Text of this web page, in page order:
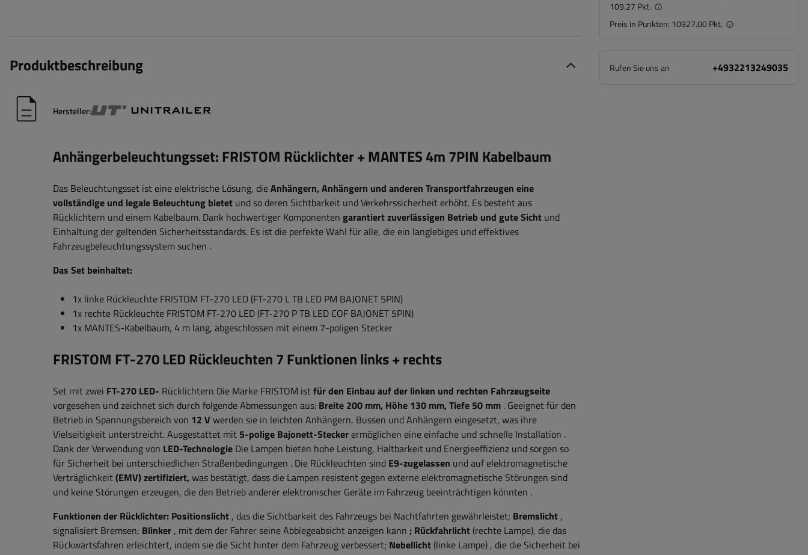
109.27 Pkt.
Preis in Punkten: 10927.00 Pkt.
Rufen Sie uns an +4932213249035
Produktbeschreibung
Hersteller:
Anhängerbeleuchtungsset: FRISTOM Rücklichter + MANTES 4m 7PIN Kabelbaum
Das Beleuchtungsset ist eine elektrische Lösung, dieAnhängern, Anhängern und anderen Transportfahrzeugen eine
vollständige und legale Beleuchtung bietet und so deren Sichtbarkeit und Verkehrssicherheit erhöht. Es besteht aus
Rücklichtern und einem Kabelbaum. Dank hochwertiger Komponenten garantiert zuverlässigen Betrieb und gute Sicht und
Einhaltung der geltenden Sicherheitsstandards. Es ist die perfekte Wahl für alle, die ein langlebiges und effektives
Fahrzeugbeleuchtungssystem suchen .
Das Set beinhaltet:
1x linke Rückleuchte FRISTOM FT-270 LED (FT-270 L TB LED PM BAJONET 5PIN)
1x rechte Rückleuchte FRISTOM FT-270 LED (FT-270 P TB LED COF BAJONET 5PIN)
1x MANTES-Kabelbaum, 4 m lang, abgeschlossen mit einem 7-poligen Stecker
FRISTOM FT-270 LED Rückleuchten 7 Funktionen links + rechts
Set mit zwei FT-270 LED- Rücklichtern Die Marke FRISTOM istfür den Einbau auf der linken und rechten Fahrzeugseite
vorgesehen und zeichnet sich durch folgende Abmessungen aus: Breite 200 mm, Höhe 130 mm, Tiefe 50 mm . Geeignet für den
Betrieb in Spannungsbereich von 12 Vwerden sie in leichten Anhängern, Bussen und Anhängern eingesetzt, was ihre
Vielseitigkeit unterstreicht. Ausgestattet mit 5-polige Bajonett-Stecker ermöglichen eine einfache und schnelle Installation .
Dank der Verwendung von LED-Technologie Die Lampen bieten hohe Leistung, Haltbarkeit und Energieeffizienz und sorgen so
für Sicherheit bei unterschiedlichen Straßenbedingungen . Die Rückleuchten sind E9-zugelassen und auf elektromagnetische
Verträglichkeit(EMV) zertifiziert,was bestätigt, dass die Lampen resistent gegen externe elektromagnetische Störungen sind
und keine Störungen erzeugen, die den Betrieb anderer elektronischer Geräte im Fahrzeug beeinträchtigen könnten .
Funktionen der Rücklichter: Positionslicht , das die Sichtbarkeit des Fahrzeugs bei Nachtfahrten gewährleistet; Bremslicht ,
signalisiert Bremsen; Blinker , mit dem der Fahrer seine Abbiegeabsicht anzeigen kann ; Rückfahrlicht (rechte Lampe), die das
Rückwärtsfahren erleichtert, indem sie die Sicht hinter dem Fahrzeug verbessert; Nebellicht (linke Lampe) , die die Sicherheit bei